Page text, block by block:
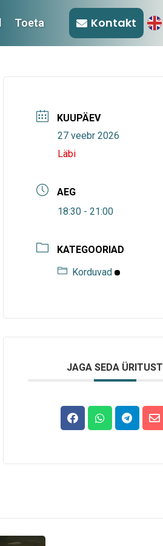
Toeta Kontakt
KUUPÄEV
27 veebr 2026
Läbi
AEG
18:30 - 21:00
KATEGOORIAD
Korduvad
JAGA SEDA ÜRITUST